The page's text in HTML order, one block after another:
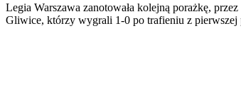
Legia Warszawa zanotowała kolejną porażkę,
Gliwice, którzy wygrali 1-0 po trafieniu z pierwszej